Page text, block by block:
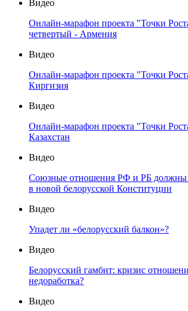
Видео
Онлайн-марафон проекта "Точки
четвертый - Армения
Видео
Онлайн-марафон проекта "Точки
Киргизия
Видео
Онлайн-марафон проекта "Точки
Казахстан
Видео
Союзные отношения РФ и РБ должны
в новой белорусской Конституции
Видео
Упадет ли «белорусский балкон»?
Видео
Белорусский гамбит: кризис
недоработка?
Видео